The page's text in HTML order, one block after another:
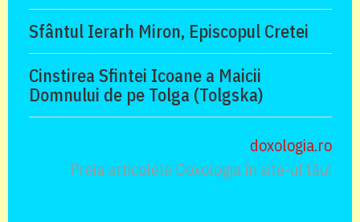
Sfântul Ierarh Miron, Episcopul Cretei
Cinstirea Sfintei Icoane a Maicii
Domnului de pe Tolga (Tolgska)
doxologia.ro
Preia articolele Doxologia în site-ul tău!